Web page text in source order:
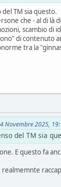
TM sia questo.
che - al di là
scambio di
di contenuto
tra la
Novembre 2025,
del TM sia
E questo fa
realmemnte